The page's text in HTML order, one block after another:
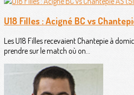
U18 Filles : Acigné BC vs
Les U18 Filles recevaient Chantepie à
prendre sur le match où on...